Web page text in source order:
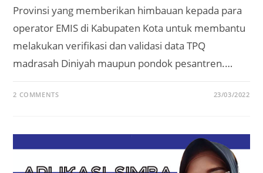
Provinsi yang memberikan himbauan kepada para
operator EMIS di Kabupaten Kota untuk membantu
melakukan verifikasi dan validasi data TPQ
madrasah Diniyah maupun pondok pesantren.…
2 COMMENTS 23/03/2022